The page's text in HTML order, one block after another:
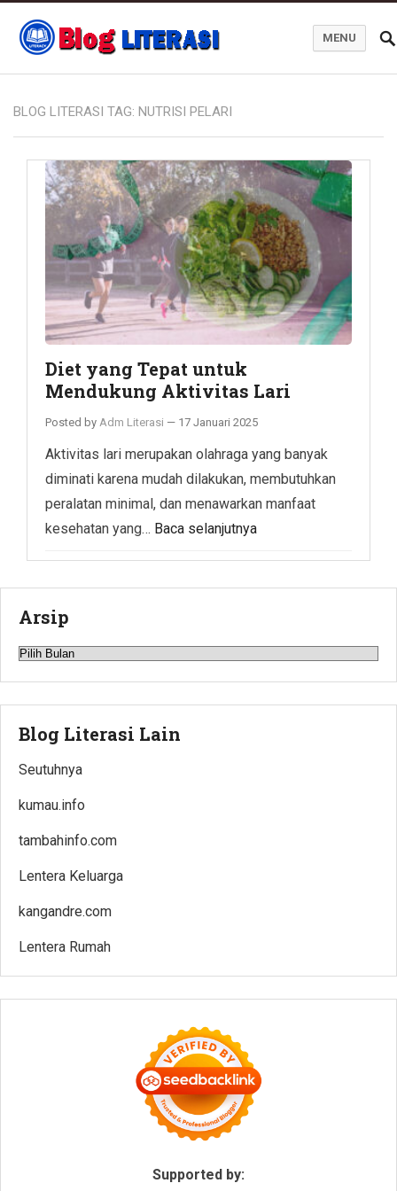
MENU
BLOG LITERASI TAG: NUTRISI PELARI
Diet yang Tepat untuk
Mendukung Aktivitas Lari
Posted by Adm Literasi — 17 Januari 2025
Aktivitas lari merupakan olahraga yang banyak
diminati karena mudah dilakukan, membutuhkan
peralatan minimal, dan menawarkan manfaat
kesehatan yang… Baca selanjutnya
Arsip
Arsip
Blog Literasi Lain
Seutuhnya
kumau.info
tambahinfo.com
Lentera Keluarga
kangandre.com
Lentera Rumah
Supported by: